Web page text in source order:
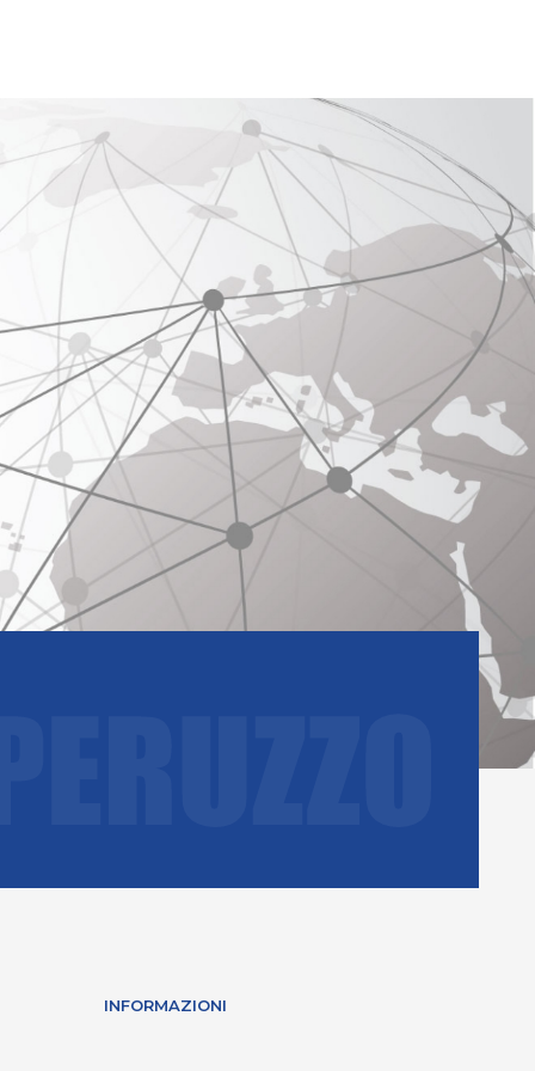
INFORMAZIONI